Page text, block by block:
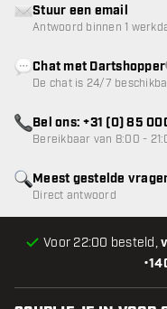
•
Voor 22:00 besteld,
Meest gestelde
Direct antwoord
Stuur een email
Antwoord binnen 1
Chat met Dartshopper
De chat is 24/7
Bel ons: +31 (0) 85
Bereikbaar van 8:00 -